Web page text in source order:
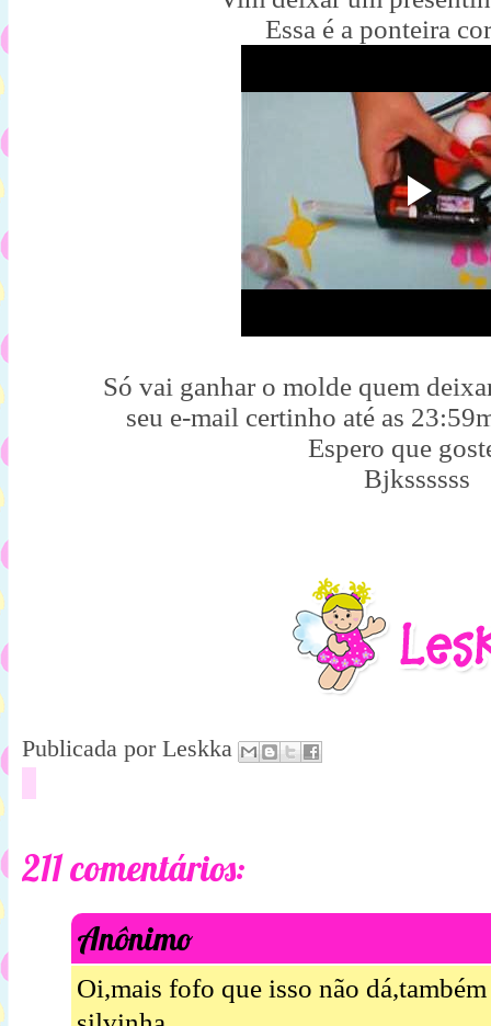
Essa é a ponteira
Só vai ganhar o molde quem
seu e-mail certinho até as
Espero que
Bjkssssss
Publicada por Leskka
211 comentários:
Anônimo
Oi,mais fofo que isso não